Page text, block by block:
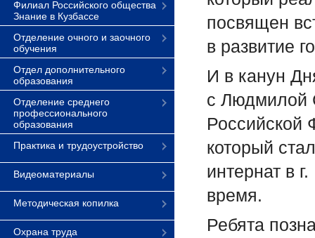
Филиал Российского общества
Знание в Кузбассе
Отделение очного и заочного
обучения
Отдел дополнительного
образования
Отделение среднего
профессионального
образования
Практика и трудоустройство
Видеоматериалы
Методическая копилка
Охрана труда
посвящен
в развитие
И в канун
с Людмилой
Российской
который
интернат в
время.
Ребята